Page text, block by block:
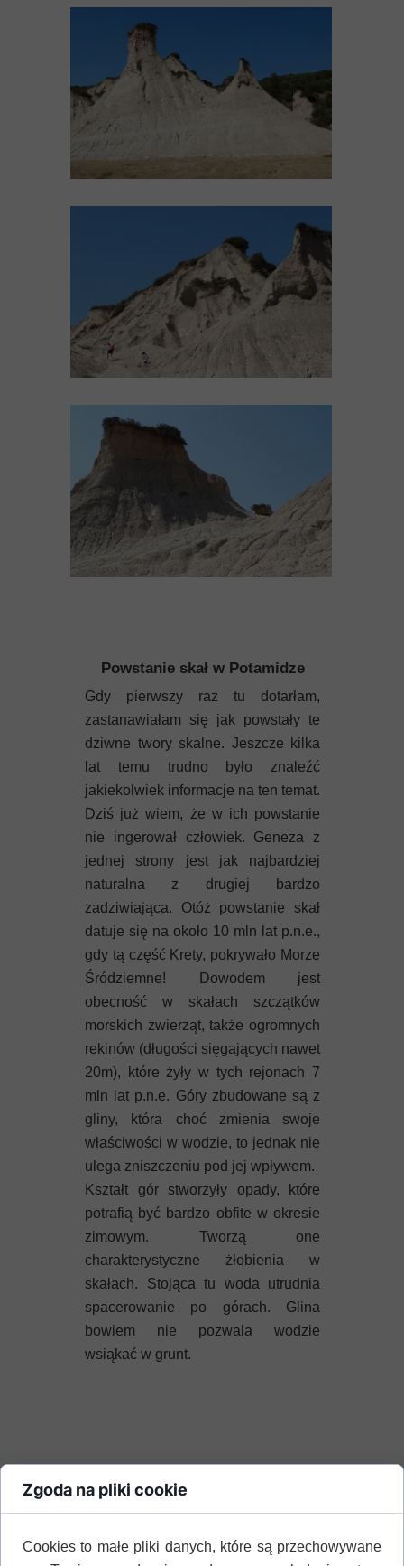
Powstanie skał w Potamidze
Gdy pierwszy raz tu dotarłam,
zastanawiałam się jak powstały te
dziwne twory skalne. Jeszcze kilka
lat temu trudno było znaleźć
jakiekolwiek informacje na ten temat.
Dziś już wiem, że w ich powstanie
nie ingerował człowiek. Geneza z
jednej strony jest jak najbardziej
naturalna z drugiej bardzo
zadziwiająca. Otóż powstanie skał
datuje się na około 10 mln lat p.n.e.,
gdy tą część Krety, pokrywało Morze
Śródziemne! Dowodem jest
obecność w skałach szczątków
morskich zwierząt, także ogromnych
rekinów (długości sięgających nawet
20m), które żyły w tych rejonach 7
mln lat p.n.e. Góry zbudowane są z
gliny, która choć zmienia swoje
właściwości w wodzie, to jednak nie
ulega zniszczeniu pod jej wpływem.
Kształt gór stworzyły opady, które
potrafią być bardzo obfite w okresie
zimowym. Tworzą one
charakterystyczne żłobienia w
skałach. Stojąca tu woda utrudnia
spacerowanie po górach. Glina
bowiem nie pozwala wodzie
wsiąkać w grunt.
Zgoda na pliki cookie
Cookies to małe pliki danych, które są przechowywane